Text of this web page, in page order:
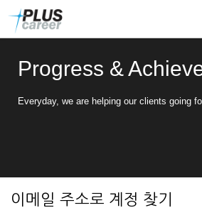
Progress &
Everyday, we are helping our clients going
이메일 주소로 계정 찾기